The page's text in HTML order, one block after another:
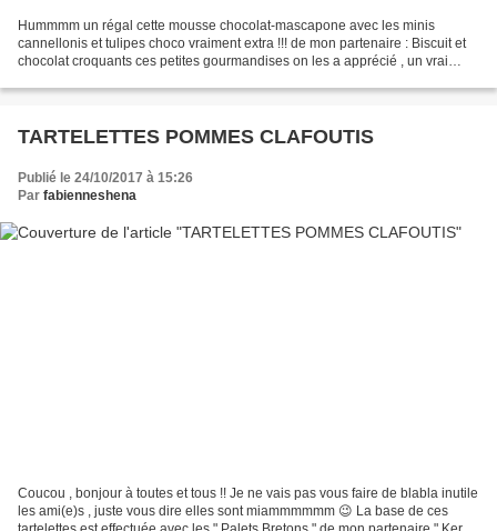
Hummmm un régal cette mousse chocolat-mascapone avec les minis
cannellonis et tulipes choco vraiment extra !!! de mon partenaire : Biscuit et
chocolat croquants ces petites gourmandises on les a apprécié , un vrai
TARTELETTES POMMES CLAFOUTIS
Publié le 24/10/2017 à 15:26
Par fabienneshena
Coucou , bonjour à toutes et tous !! Je ne vais pas vous faire de blabla inutile
les ami(e)s , juste vous dire elles sont miammmmmm 😉 La base de ces